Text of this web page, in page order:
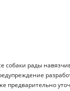
рады
предварительно